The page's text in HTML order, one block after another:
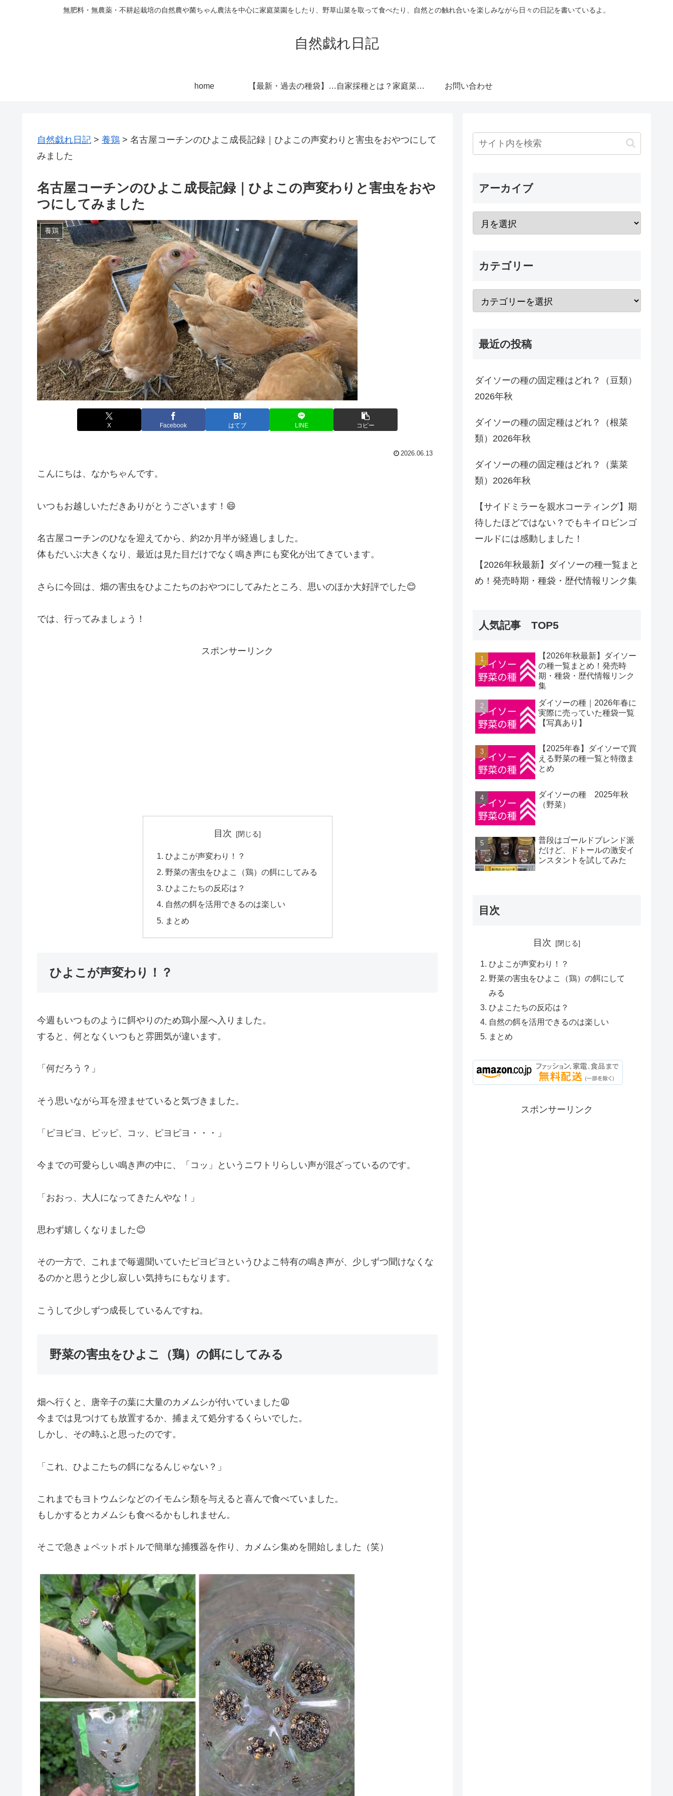
無肥料・無農薬・不耕起栽培の自然農や菌ちゃん農法を中心に家庭菜園をしたり、野草山菜を取って食べたり、自然との触れ合いを楽しみながら日々の日記を書いているよ。
自然戯れ日記
home 【最新・過去の種袋】ダイソーの種一覧まとめ！発売時期・全種類・栽培記録歴代リンク集 自家採種とは？家庭菜園で種をつなぐという選択 お問い合わせ
自然戯れ日記 > 養鶏 > 名古屋コーチンのひよこ成長記録｜ひよこの声変わりと害虫をおやつにして
みました
名古屋コーチンのひよこ成長記録｜ひよこの声変わりと害虫をおや
つにしてみました
養鶏
X Facebook はてブ LINE コピー
2026.06.13
こんにちは、なかちゃんです。
いつもお越しいただきありがとうございます！😄
名古屋コーチンのひなを迎えてから、約2か月半が経過しました。
体もだいぶ大きくなり、最近は見た目だけでなく鳴き声にも変化が出てきています。
さらに今回は、畑の害虫をひよこたちのおやつにしてみたところ、思いのほか大好評でした😊
では、行ってみましょう！
スポンサーリンク
目次
ひよこが声変わり！？
野菜の害虫をひよこ（鶏）の餌にしてみる
ひよこたちの反応は？
自然の餌を活用できるのは楽しい
まとめ
ひよこが声変わり！？
今週もいつものように餌やりのため鶏小屋へ入りました。
すると、何となくいつもと雰囲気が違います。
「何だろう？」
そう思いながら耳を澄ませていると気づきました。
「ピヨピヨ、ピッピ、コッ、ピヨピヨ・・・」
今までの可愛らしい鳴き声の中に、「コッ」というニワトリらしい声が混ざっているのです。
「おおっ、大人になってきたんやな！」
思わず嬉しくなりました😊
その一方で、これまで毎週聞いていたピヨピヨというひよこ特有の鳴き声が、少しずつ聞けなくな
るのかと思うと少し寂しい気持ちにもなります。
こうして少しずつ成長しているんですね。
野菜の害虫をひよこ（鶏）の餌にしてみる
畑へ行くと、唐辛子の葉に大量のカメムシが付いていました😩
今までは見つけても放置するか、捕まえて処分するくらいでした。
しかし、その時ふと思ったのです。
「これ、ひよこたちの餌になるんじゃない？」
これまでもヨトウムシなどのイモムシ類を与えると喜んで食べていました。
もしかするとカメムシも食べるかもしれません。
そこで急きょペットボトルで簡単な捕獲器を作り、カメムシ集めを開始しました（笑）
アーカイブ
カテゴリー
最近の投稿
ダイソーの種の固定種はどれ？（豆類）
2026年秋
ダイソーの種の固定種はどれ？（根菜
類）2026年秋
ダイソーの種の固定種はどれ？（葉菜
類）2026年秋
【サイドミラーを親水コーティング】期
待したほどではない？でもキイロビンゴ
ールドには感動しました！
【2026年秋最新】ダイソーの種一覧まと
め！発売時期・種袋・歴代情報リンク集
人気記事 TOP5
【2026年秋最新】ダイソー
の種一覧まとめ！発売時
期・種袋・歴代情報リンク
集
ダイソーの種｜2026年春に
実際に売っていた種袋一覧
【写真あり】
【2025年春】ダイソーで買
える野菜の種一覧と特徴ま
とめ
ダイソーの種 2025年秋
（野菜）
普段はゴールドブレンド派
だけど、ドトールの激安イ
ンスタントを試してみた
目次
目次
ひよこが声変わり！？
野菜の害虫をひよこ（鶏）の餌にして
みる
ひよこたちの反応は？
自然の餌を活用できるのは楽しい
まとめ
スポンサーリンク